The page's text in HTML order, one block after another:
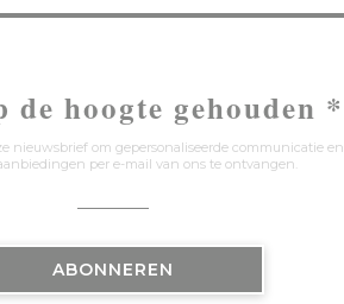
de hoogte gehouden *
nieuwsbrief om gepersonaliseerde communicatie en
per e-mail van ons te ontvangen.
ABONNEREN